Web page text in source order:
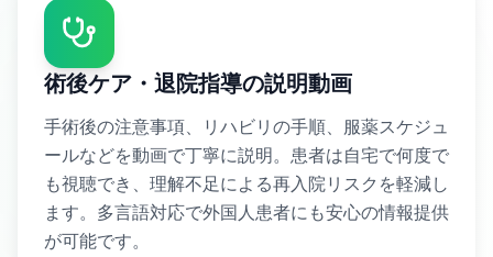
術後ケア・退院指導の説明動画
手術後の注意事項、リハビリの手順、服薬スケジュ
ールなどを動画で丁寧に説明。患者は自宅で何度で
も視聴でき、理解不足による再入院リスクを軽減し
ます。多言語対応で外国人患者にも安心の情報提供
が可能です。